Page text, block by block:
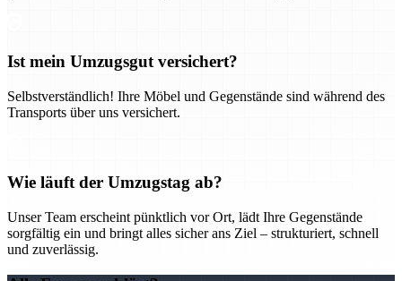
Ist mein Umzugsgut versichert?
Selbstverständlich! Ihre Möbel und Gegenstände sind während des
Transports über uns versichert.
Wie läuft der Umzugstag ab?
Unser Team erscheint pünktlich vor Ort, lädt Ihre Gegenstände
sorgfältig ein und bringt alles sicher ans Ziel – strukturiert, schnell
und zuverlässig.